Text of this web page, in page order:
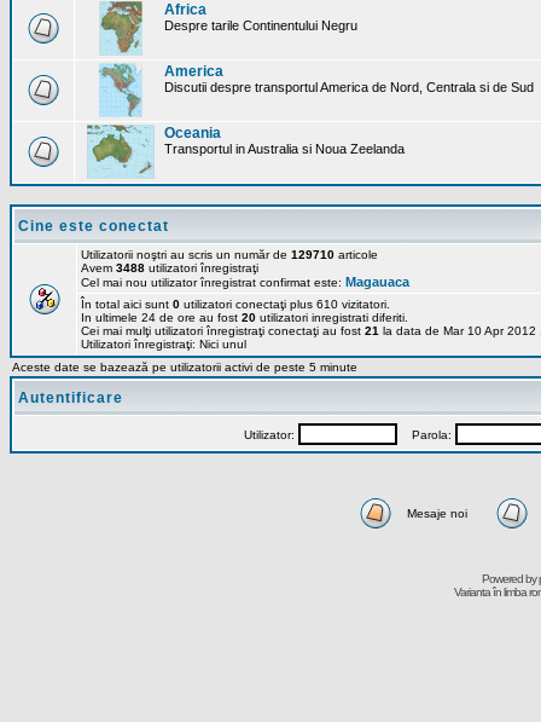
Africa
Despre tarile Continentului Negru
America
Discutii despre transportul America de Nord, Centrala si de Sud
Oceania
Transportul in Australia si Noua Zeelanda
Cine este conectat
Utilizatorii noştri au scris un număr de 129710 articole
Avem 3488 utilizatori înregistraţi
Cel mai nou utilizator înregistrat confirmat este: Magauaca
În total aici sunt 0 utilizatori conectaţi plus 610 vizitatori.
In ultimele 24 de ore au fost 20 utilizatori inregistrati diferiti.
Cei mai mulţi utilizatori înregistraţi conectaţi au fost 21 la data de Mar 10 Apr 2012
Utilizatori înregistraţi: Nici unul
Aceste date se bazează pe utilizatorii activi de peste 5 minute
Autentificare
Utilizator: Parola:
Mesaje noi
Powered by
Varianta în limba